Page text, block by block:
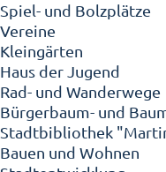
Spiel- und Bolzplätze
Vereine
Kleingärten
Haus der Jugend
Rad- und Wanderwege
Bürgerbaum- und
Stadtbibliothek
Bauen und Wohnen